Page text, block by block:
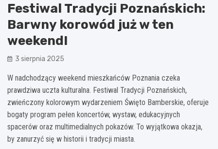
Festiwal Tradycji Poznańskich:
Barwny korowód już w ten
weekend!
3 sierpnia 2025
W nadchodzący weekend mieszkańców Poznania czeka
prawdziwa uczta kulturalna. Festiwal Tradycji Poznańskich,
zwieńczony kolorowym wydarzeniem Święto Bamberskie, oferuje
bogaty program pełen koncertów, wystaw, edukacyjnych
spacerów oraz multimedialnych pokazów. To wyjątkowa okazja,
by zanurzyć się w historii i tradycji miasta.